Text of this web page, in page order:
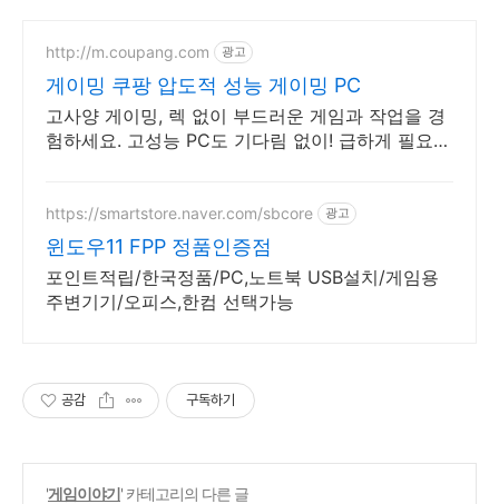
http://m.coupang.com 광고
게이밍 쿠팡 압도적 성능 게이밍 PC
고사양 게이밍, 렉 없이 부드러운 게임과 작업을 경
험하세요. 고성능 PC도 기다림 없이! 급하게 필요할
https://smartstore.naver.com/sbcore 광고
윈도우11 FPP 정품인증점
포인트적립/한국정품/PC,노트북 USB설치/게임용
주변기기/오피스,한컴 선택가능
공감 구독하기
'게임이야기' 카테고리의 다른 글